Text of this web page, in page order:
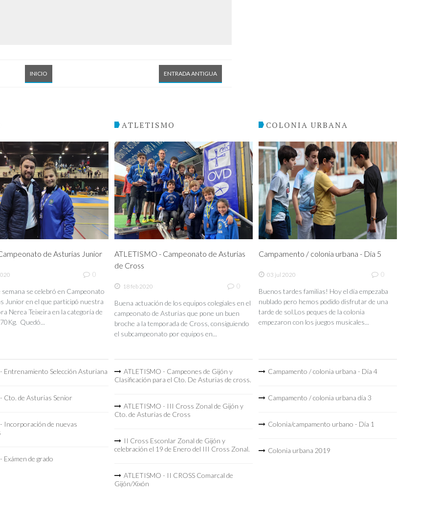
ENTRADA ANTIGUA
INICIO
de Asturias Junior
0
semana se celebró en Campeonato
Junior en el que participó nuestra
Nerea Teixeira en la categoría de
Quedó...
Entrenamiento Selección Asturiana
Cto. de Asturias Senior
Incorporación de nuevas
Exámen de grado
ATLETISMO
ATLETISMO - Campeonato de Asturias
de Cross
18 feb 2020 0
Buena actuación de los equipos colegiales en el
campeonato de Asturias que pone un buen
broche a la temporada de Cross, consiguiendo
el subcampeonato por equipos en...
ATLETISMO - Campeones de Gijón y
Clasificación para el Cto. De Asturias de cross.
ATLETISMO - III Cross Zonal de Gijón y
Cto. de Asturias de Cross
II Cross Esconlar Zonal de Gijón y
celebración el 19 de Enero del III Cross Zonal.
ATLETISMO - II CROSS Comarcal de
Gijón/Xixón
COLONIA URBANA
Campamento / colonia urbana - Día 5
03 jul 2020 0
Buenos tardes familias! Hoy el día empezaba
nublado pero hemos podido disfrutar de una
tarde de sol.Los peques de la colonia
empezaron con los juegos musicales...
Campamento / colonia urbana - Día 4
Campamento / colonia urbana día 3
Colonia/campamento urbano - Día 1
Colonia urbana 2019